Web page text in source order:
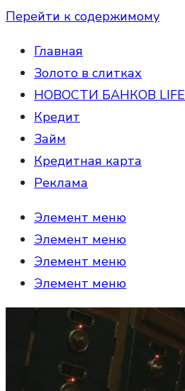
Перейти к содержимому
Главная
Золото в слитках
НОВОСТИ БАНКОВ LIFE
Кредит
Займ
Кредитная карта
Реклама
Элемент меню
Элемент меню
Элемент меню
Элемент меню